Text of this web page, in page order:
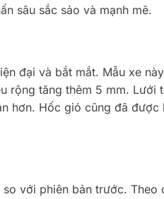
sâu sắc sảo và mạnh mẽ.
đại và bắt mắt. Mẫu xe
rộng tăng thêm 5 mm. Lưới
hơn. Hốc gió cũng đã được
với phiên bản trước. Theo